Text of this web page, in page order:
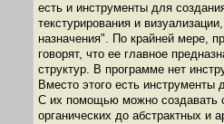
есть и инструменты для
текстурирования и
назначения". По крайней мере,
говорят, что ее главное
структур. В программе нет
Вместо этого есть
С их помощью можно создавать
органических до абстрактных и